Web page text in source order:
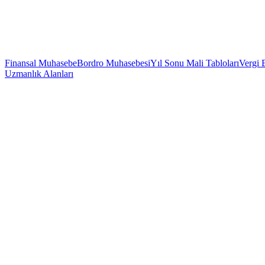
Finansal MuhasebeBordro MuhasebesiYıl Sonu Mali TablolarıVergi
Uzmanlık Alanları